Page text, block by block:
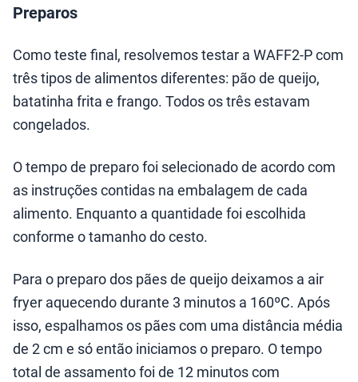
Preparos
Como teste final, resolvemos testar a WAFF2-P com
três tipos de alimentos diferentes: pão de queijo,
batatinha frita e frango. Todos os três estavam
congelados.
O tempo de preparo foi selecionado de acordo com
as instruções contidas na embalagem de cada
alimento. Enquanto a quantidade foi escolhida
conforme o tamanho do cesto.
Para o preparo dos pães de queijo deixamos a air
fryer aquecendo durante 3 minutos a 160ºC. Após
isso, espalhamos os pães com uma distância média
de 2 cm e só então iniciamos o preparo. O tempo
total de assamento foi de 12 minutos com